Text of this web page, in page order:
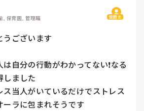
, 保育園, 管理職 質問主
うございます
自分の行動がわかってない❗なる
しました
当人がいているだけでストレス
ーラに包まれそうです